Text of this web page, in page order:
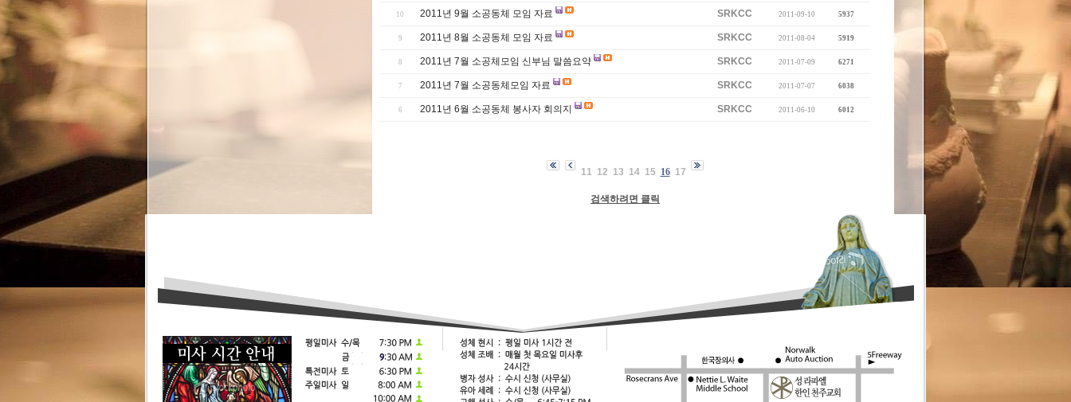
10 2011년 9월 소공동체 모임 자료 SRKCC 2011-09-10 5937
9 2011년 8월 소공동체 모임 자료 SRKCC 2011-08-04 5919
8 2011년 7월 소공체모임 신부님 말씀요약 SRKCC 2011-07-09 6271
7 2011년 7월 소공동체모임 자료 SRKCC 2011-07-07 6038
6 2011년 6월 소공동체 봉사자 회의지 SRKCC 2011-06-10 6012
11 12 13 14 15 16 17
검색하려면 클릭